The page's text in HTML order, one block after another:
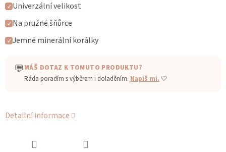
✓ Univerzální velikost
✓ Na pružné šňůrce
✓ Jemné minerální korálky
💬MÁŠ DOTAZ K TOMUTO PRODUKTU?
Ráda poradím s výběrem i doladěním. Napiš mi. 🤍
Detailní informace